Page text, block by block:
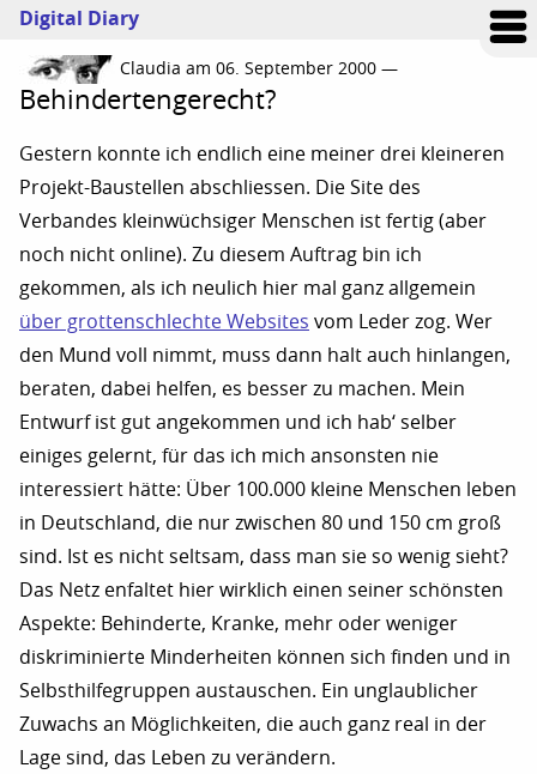
Digital Diary
Claudia am 06. September 2000 —
Behindertengerecht?
Gestern konnte ich endlich eine meiner drei kleineren
Projekt-Baustellen abschliessen. Die Site des
Verbandes kleinwüchsiger Menschen ist fertig (aber
noch nicht online). Zu diesem Auftrag bin ich
gekommen, als ich neulich hier mal ganz allgemein
über grottenschlechte Websites vom Leder zog. Wer
den Mund voll nimmt, muss dann halt auch hinlangen,
beraten, dabei helfen, es besser zu machen. Mein
Entwurf ist gut angekommen und ich hab‘ selber
einiges gelernt, für das ich mich ansonsten nie
interessiert hätte: Über 100.000 kleine Menschen leben
in Deutschland, die nur zwischen 80 und 150 cm groß
sind. Ist es nicht seltsam, dass man sie so wenig sieht?
Das Netz enfaltet hier wirklich einen seiner schönsten
Aspekte: Behinderte, Kranke, mehr oder weniger
diskriminierte Minderheiten können sich finden und in
Selbsthilfegruppen austauschen. Ein unglaublicher
Zuwachs an Möglichkeiten, die auch ganz real in der
Lage sind, das Leben zu verändern.